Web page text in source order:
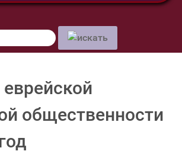
общественности